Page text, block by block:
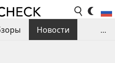
Новости
...